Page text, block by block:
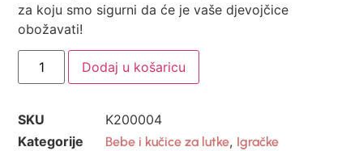
za koju smo sigurni da će je vaše djevojčice
obožavati!
Dodaj u košaricu
SKU
K200004
Kategorije
Bebe i kučice za lutke, Igračke